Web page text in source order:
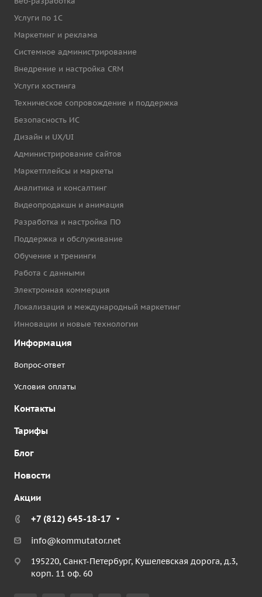
Услуги по 1С
Маркетинг и реклама
Системное администрирование
Внедрение и настройка CRM
Услуги хостинга
Техническое сопровождение и поддержка
Безопасность ИС
Дизайн и UX/UI
Администрирование сайтов
Маркетплейсы и маркеты
Аналитика и консалтинг
Видеопродакшн и анимация
Разработка и настройка ПО
Поддержка и обслуживание
Обучение и тренинги
Работа с данными
Электронная коммерция
Локализация и международный маркетинг
Инновации и новые технологии
Информация
Вопрос-ответ
Условия оплаты
Контакты
Тарифы
Блог
Новости
Акции
+7 (812) 645-18-17
info@kommutator.net
195220, Санкт-Петербург, Кушелевская дорога, д.3,
корп. 11 оф. 60